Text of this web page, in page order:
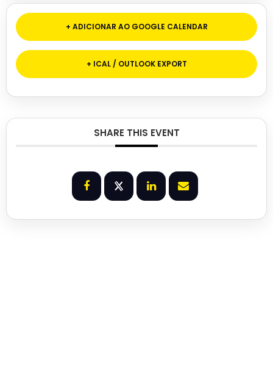
+ ADICIONAR AO GOOGLE CALENDAR
+ ICAL / OUTLOOK EXPORT
SHARE THIS EVENT